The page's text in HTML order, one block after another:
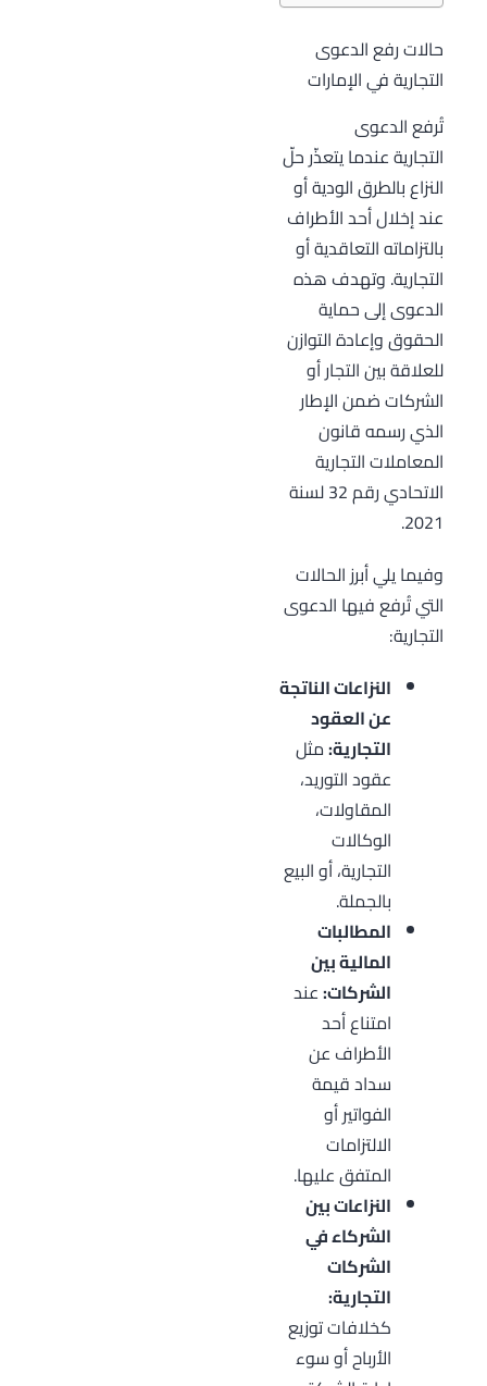
حالات رفع الدعوى
التجارية في الإمارات
تُرفع الدعوى
التجارية عندما يتعذّر حلّ
النزاع بالطرق الودية أو
عند إخلال أحد الأطراف
بالتزاماته التعاقدية أو
التجارية. وتهدف هذه
الدعوى إلى حماية
الحقوق وإعادة التوازن
للعلاقة بين التجار أو
الشركات ضمن الإطار
الذي رسمه قانون
المعاملات التجارية
الاتحادي رقم 32 لسنة
2021.
وفيما يلي أبرز الحالات
التي تُرفع فيها الدعوى
التجارية:
النزاعات الناتجة
عن العقود
التجارية:مثل
عقود التوريد،
المقاولات،
الوكالات
التجارية، أو البيع
بالجملة.
المطالبات
المالية بين
الشركات:عند
امتناع أحد
الأطراف عن
سداد قيمة
الفواتير أو
الالتزامات
المتفق عليها.
النزاعات بين
الشركاء في
الشركات
التجارية:
كخلافات توزيع
الأرباح أو سوء